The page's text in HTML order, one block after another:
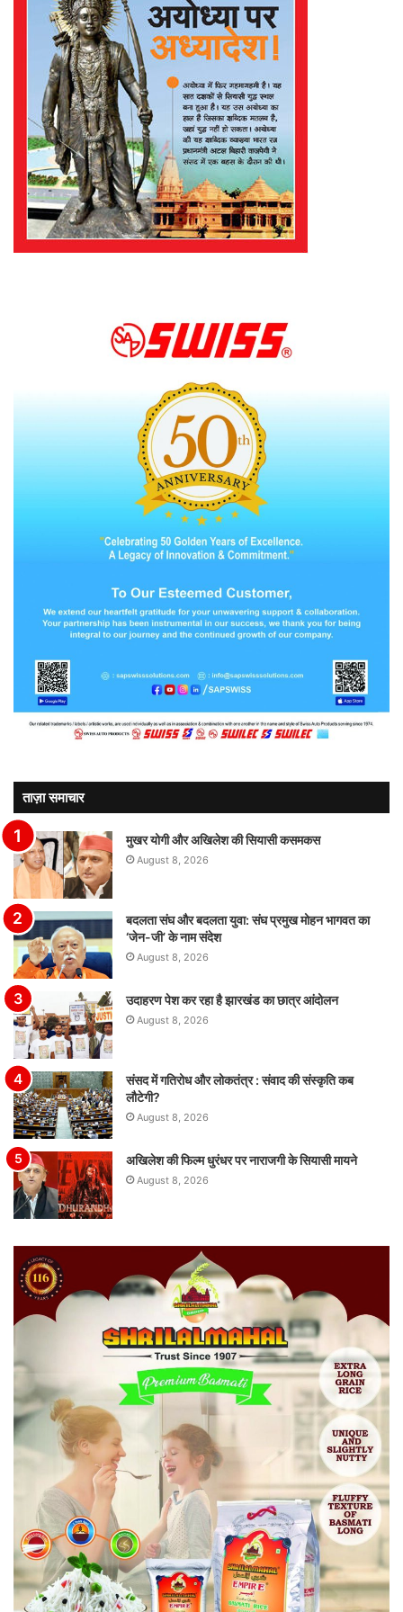
ताज़ा समाचार
मुखर योगी और अखिलेश की सियासी कसमकस
August 8, 2026
बदलता संघ और बदलता युवा: संघ प्रमुख मोहन भागवत का
‘जेन-जी’ के नाम संदेश
August 8, 2026
उदाहरण पेश कर रहा है झारखंड का छात्र आंदोलन
August 8, 2026
संसद में गतिरोध और लोकतंत्र : संवाद की संस्कृति कब
लौटेगी?
August 8, 2026
अखिलेश की फिल्म धुरंधर पर नाराजगी के सियासी मायने
August 8, 2026